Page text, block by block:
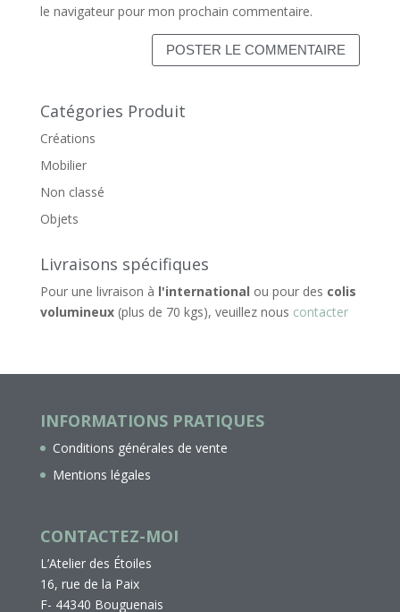
le navigateur pour mon prochain commentaire.
Catégories Produit
Créations
Mobilier
Non classé
Objets
Livraisons spécifiques
Pour une livraison à l'international ou pour des colis
volumineux(plus de 70 kgs), veuillez nous contacter
INFORMATIONS PRATIQUES
Conditions générales de vente
Mentions légales
CONTACTEZ-MOI
L’Atelier des Étoiles
16, rue de la Paix
F- 44340 Bouguenais